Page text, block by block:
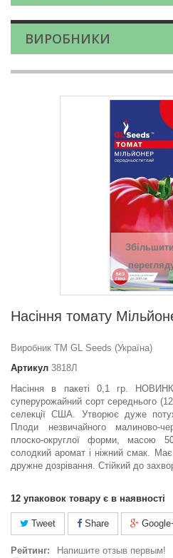
ВИРОБНИКИ
Насіння томату
Виробник ТМ GL Seeds (Україна)
Артикул 3818Л
Насіння в пакеті 0,1 гр.
суперурожайний сорт середнього
селекції США. Утворює дуже
Плоди незвичайного малиново-
плоско-округлої форми, масою
солодкий аромат і ніжний смак. Має
дружне дозрівання. Стійкий до
12 упаковок товару є в наявності
Tweet Share
Рейтинг:
Напишите отзыв первым!